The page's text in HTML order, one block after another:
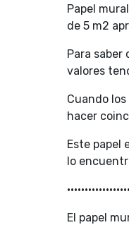
Papel
de 5 m2
Para saber
valores
Cuando
hacer
Este papel
lo
El papel